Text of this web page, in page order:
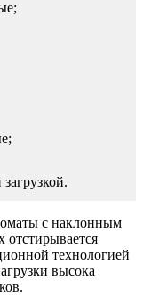
с наклонным
отстирывается
технологией
высока